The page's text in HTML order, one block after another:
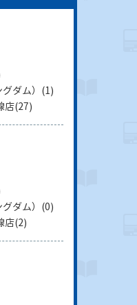
ダム） (1)
店(27)
ダム） (0)
店(2)